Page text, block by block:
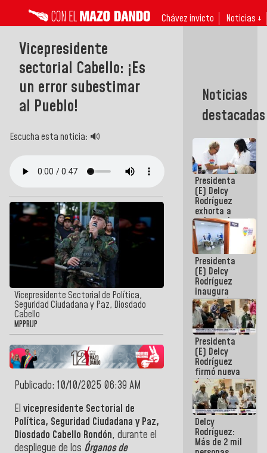
Chávez invicto Noticias ↓
Vicepresidente
sectorial Cabello: ¡Es
un error subestimar
al Pueblo!
Escucha esta noticia: 🔊
Vicepresidente Sectorial de Política,
Seguridad Ciudadana y Paz, Diosdado
Cabello
MPPRIJP
Publicado: 10/10/2025 06:39 AM
‎El vicepresidente Sectorial de
Política, Seguridad Ciudadana y Paz,
Diosdado Cabello Rondón, durante el
despliegue de los Órganos de
Noticias
destacadas
Presidenta
(E) Delcy
Rodríguez
exhorta a
gobernadores
y alcaldes a
edificar
casas para
abuelos
Presidenta
(E) Delcy
Rodríguez
inaugura
casa de los
Abuelos
Primavera
en Caracas
Presidenta
(E) Delcy
Rodríguez
firmó nueva
de Ley de
Arrendamiento
aprobada
por la AN
Delcy
Rodríguez:
Más de 2 mil